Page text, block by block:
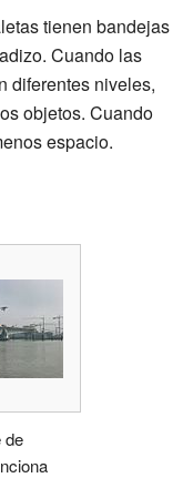
tienen bandejas
Cuando las
diferentes niveles,
objetos. Cuando
espacio.
de